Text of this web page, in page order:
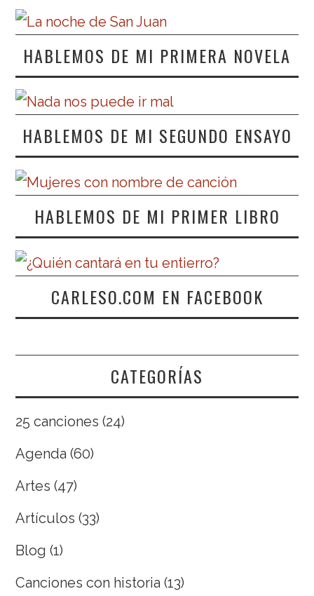
HABLEMOS DE MI PRIMERA NOVELA
HABLEMOS DE MI SEGUNDO ENSAYO
HABLEMOS DE MI PRIMER LIBRO
CARLESO.COM EN FACEBOOK
CATEGORÍAS
25 canciones (24)
Agenda (60)
Artes (47)
Artículos (33)
Blog (1)
Canciones con historia (13)